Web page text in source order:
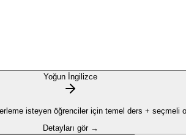
Yoğun İngilizce
isteyen öğrenciler için temel ders + seçmeli
Detayları gör →